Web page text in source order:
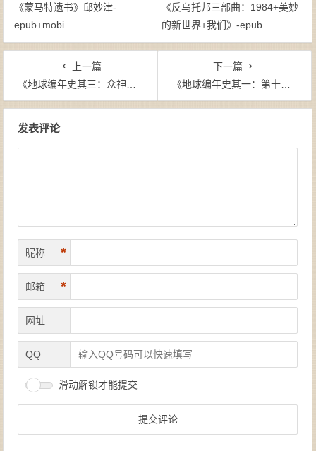
《蒙马特遗书》邱妙津-
epub+mobi
《反乌托邦三部曲：1984+美妙
的新世界+我们》-epub
上一篇
《地球编年史其三：众神与人类的战争》[美]撒迦利亚·西琴（作者）宋易（作者）-epub+mobi
下一篇
《地球编年史其一：第十二个天体》[美]撒迦利亚·西琴（作者）宋易（译者）-epub+mobi
发表评论
昵称 *
邮箱 *
网址
QQ
滑动解锁才能提交